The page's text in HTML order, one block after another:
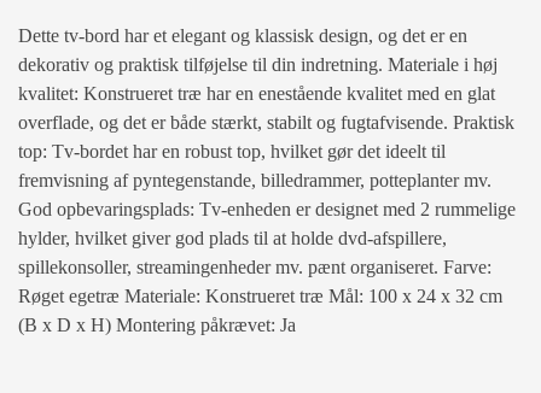
Dette tv-bord har et elegant og klassisk design, og det er en
dekorativ og praktisk tilføjelse til din indretning. Materiale i høj
kvalitet: Konstrueret træ har en enestående kvalitet med en glat
overflade, og det er både stærkt, stabilt og fugtafvisende. Praktisk
top: Tv-bordet har en robust top, hvilket gør det ideelt til
fremvisning af pyntegenstande, billedrammer, potteplanter mv.
God opbevaringsplads: Tv-enheden er designet med 2 rummelige
hylder, hvilket giver god plads til at holde dvd-afspillere,
spillekonsoller, streamingenheder mv. pænt organiseret. Farve:
Røget egetræ Materiale: Konstrueret træ Mål: 100 x 24 x 32 cm
(B x D x H) Montering påkrævet: Ja